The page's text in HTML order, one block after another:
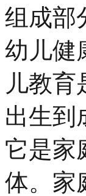
组成部
幼儿健
儿教
出生到
它是家
体。家